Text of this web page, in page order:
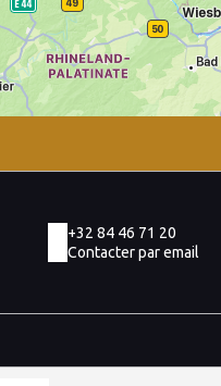
+32 84 46 71 20
Contacter par email